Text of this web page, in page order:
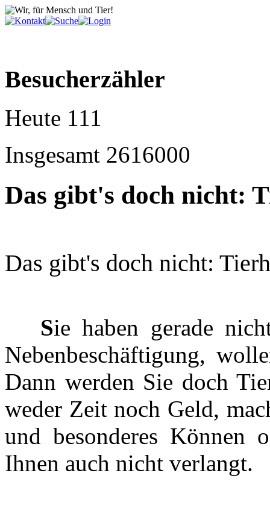
Besucherzähler
Heute 111
Insgesamt 2616000
Das gibt's doch nicht:
Das gibt's doch nicht:
Sie haben gerade
Nebenbeschäftigung,
Dann werden Sie doch
weder Zeit noch Geld,
und besonderes
Ihnen auch nicht verlangt.